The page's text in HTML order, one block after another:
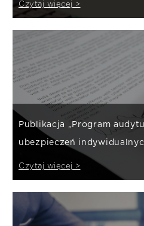
Czytaj więcej >
Publikacja „Program
ubezpieczeń
Czytaj więcej >